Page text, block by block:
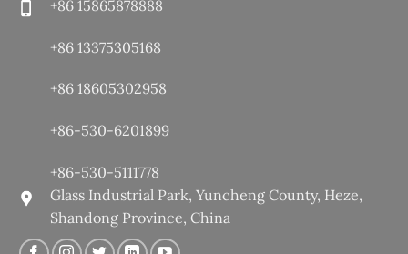
+86 15865878888
+86 13375305168
+86 18605302958
+86-530-6201899
+86-530-5111778
Glass Industrial Park, Yuncheng County, Heze,
Shandong Province, China